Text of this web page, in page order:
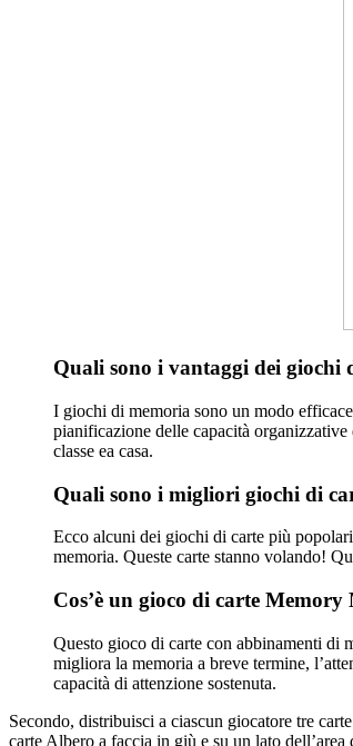
Quali sono i vantaggi dei giochi
I giochi di memoria sono un modo
pianificazione delle capacità
classe ea casa.
Quali sono i migliori giochi di
Ecco alcuni dei giochi di carte più
memoria. Queste carte stanno volando!
Cos’è un gioco di carte Memory
Questo gioco di carte con abbinamenti di
migliora la memoria a breve termine,
capacità di attenzione sostenuta.
Secondo, distribuisci a ciascun giocatore tre
carte Albero a faccia in giù e su un lato